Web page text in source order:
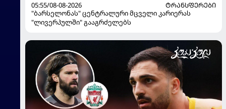
05:55/08-08-2026
ᲢᲠᲐᲜᲡᲤᲔᲠᲔᲑᲘ
"ბარსელონას" ცენტრალური მცველი კარიერას
"ლივერპულში" გააგრძელებს